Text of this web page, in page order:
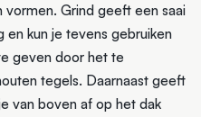
vormen. Grind geeft een saai
en kun je tevens gebruiken
geven door het te
tegels. Daarnaast geeft
van boven af op het dak